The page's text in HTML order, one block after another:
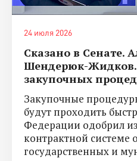
24 июля 2026
Сказано в Сенате.
Шендерюк-
закупочных
Закупочные
будут проходить
Федерации одобрил
контрактной системе
государственных и